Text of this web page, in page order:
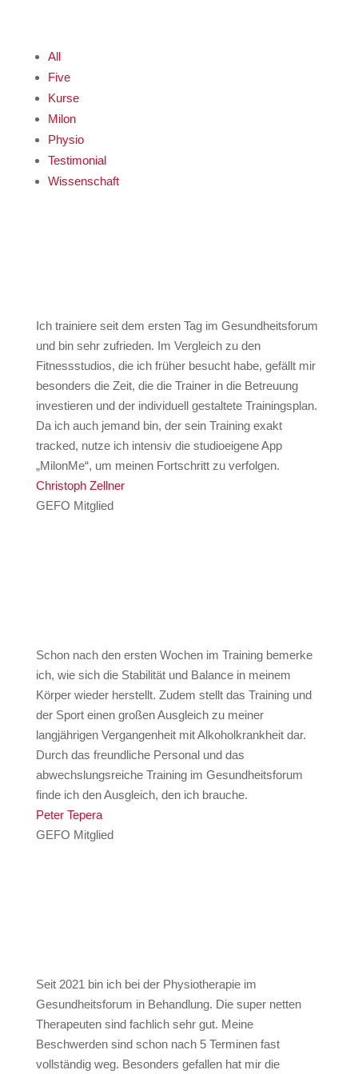
All
Five
Kurse
Milon
Physio
Testimonial
Wissenschaft
Ich trainiere seit dem ersten Tag im Gesundheitsforum
und bin sehr zufrieden. Im Vergleich zu den
Fitnessstudios, die ich früher besucht habe, gefällt mir
besonders die Zeit, die die Trainer in die Betreuung
investieren und der individuell gestaltete Trainingsplan.
Da ich auch jemand bin, der sein Training exakt
tracked, nutze ich intensiv die studioeigene App
„MilonMe“, um meinen Fortschritt zu verfolgen.
Christoph Zellner
GEFO Mitglied
Schon nach den ersten Wochen im Training bemerke
ich, wie sich die Stabilität und Balance in meinem
Körper wieder herstellt. Zudem stellt das Training und
der Sport einen großen Ausgleich zu meiner
langjährigen Vergangenheit mit Alkoholkrankheit dar.
Durch das freundliche Personal und das
abwechslungsreiche Training im Gesundheitsforum
finde ich den Ausgleich, den ich brauche.
Peter Tepera
GEFO Mitglied
Seit 2021 bin ich bei der Physiotherapie im
Gesundheitsforum in Behandlung. Die super netten
Therapeuten sind fachlich sehr gut. Meine
Beschwerden sind schon nach 5 Terminen fast
vollständig weg. Besonders gefallen hat mir die